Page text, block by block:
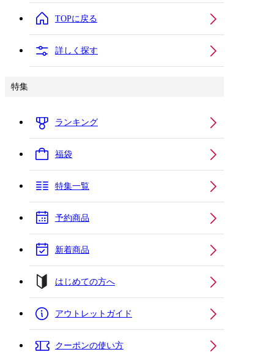
TOPに戻る
詳しく探す
特集
ランキング
福袋
特集一覧
予約商品
新着商品
はじめての方へ
アウトレットガイド
クーポンの使い方